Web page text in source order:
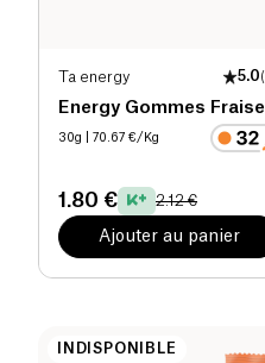
Ta energy 5.0(
Energy Gommes Fraise
30g | 70.67 €/Kg
1.80 € 2.12 €
Ajouter au panier
INDISPONIBLE